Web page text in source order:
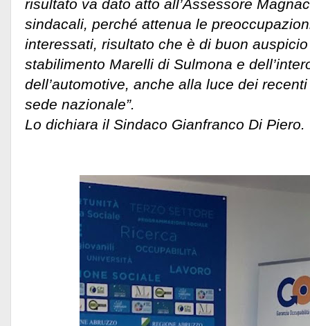
risultato va dato atto all’Assessore
sindacali, perché attenua le
interessati, risultato che è di buon
stabilimento Marelli di Sulmona e
dell’automotive, anche alla luce dei
sede nazionale”.
Lo dichiara il Sindaco Gianfranco Di